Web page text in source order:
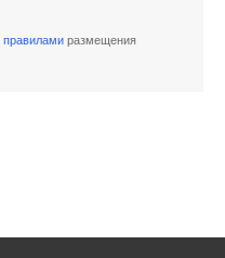
правилами размещения